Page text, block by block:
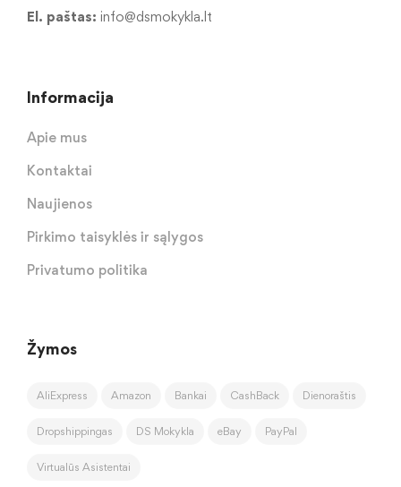
El. paštas: info@dsmokykla.lt
Informacija
Apie mus
Kontaktai
Naujienos
Pirkimo taisyklės ir sąlygos
Privatumo politika
Žymos
AliExpress Amazon Bankai CashBack Dienoraštis
Dropshippingas DS Mokykla eBay PayPal
Virtualūs Asistentai